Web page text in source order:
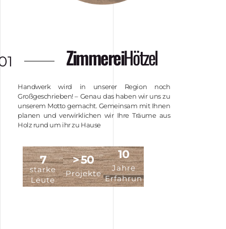
ZimmereiHötzel
Handwerk wird in unserer Region noch
Großgeschrieben! – Genau das haben wir uns zu
unserem Motto gemacht. Gemeinsam mit Ihnen
planen und verwirklichen wir Ihre Träume aus
Holz rund um ihr zu Hause
7
starke
Leute
> 50
Projekte
10
Jahre
Erfahrun
g